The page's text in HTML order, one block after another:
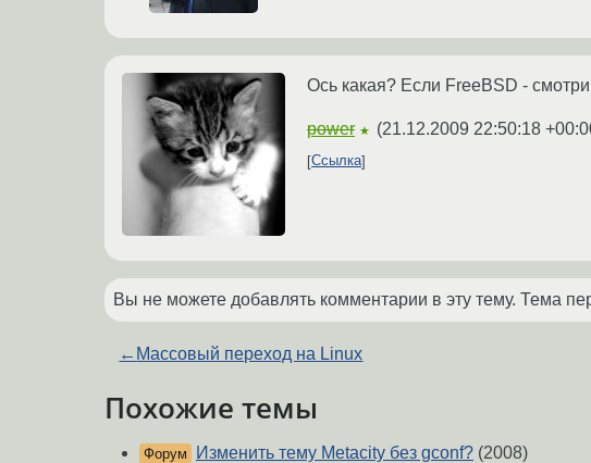
Ось какая? Если FreeBSD -
power ★ (21.12.2009 22:50:18
Ссылка
Вы не можете добавлять комментарии в эту тему. Тема
← Массовый переход на Linux
Похожие темы
Форум Изменить тему Metacity без gconf? (2008)